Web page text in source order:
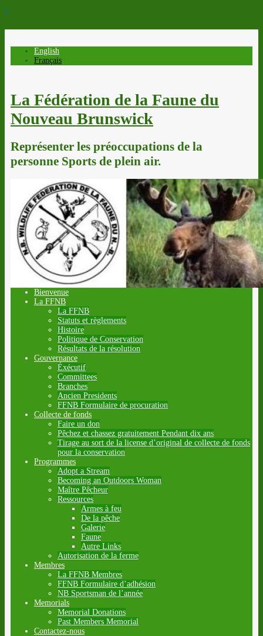
↓
English
Français
La Fédération de la Faune du
Nouveau Brunswick
Représenter les préoccupations de la
personne Sports de plein air.
Bienvenue
La FFNB
La FFNB
Statuts et règlements
Histoire
Politique de Conservation
Résultats de la résolution
Gouvernance
Éxécutif
Committees
Branches
Ancien Presidents
FFNB Formulaire de procuration
Collecte de fonds
Faire un don
Pêchez et chassez gratuitement Pendant dix ans
Tirage au sort de la license d’original de collecte de fonds
pour la conservation
Programmes
Adopt a Stream
Becoming an Outdoors Woman
Maître Pêcheur
Ressources
Armes à feu
De la pêche
Galerie
Faune
Autre Links
Autorisation de la ferme
Membres
La FFNB Membres
FFNB Formulaire d’adhésion
NB Sportsman de l’année
Memorials
Memorial Donations
Past Members Memorial
Contactez-nous